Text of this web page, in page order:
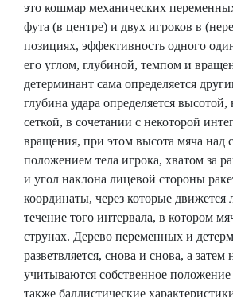
это кошмар механических
фута (в центре) и двух игроков в
позициях, эффективность одного
его углом, глубиной, темпом и
детерминант сама определяется
глубина удара определяется
сеткой, в сочетании с некоторой
вращения, при этом высота мяча над
положением тела игрока, хватом за
и угол наклона лицевой стороны
координаты, через которые движется
течение того интервала, в котором
струнах. Дерево переменных и
разветвляется, снова и снова, а
учитываются собственное
также баллистические